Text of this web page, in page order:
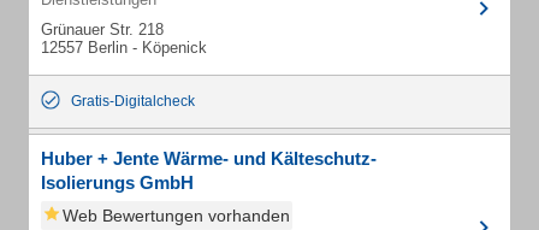
Grünauer Str. 218
12557 Berlin - Köpenick
Gratis-Digitalcheck
Huber + Jente Wärme- und Kälteschutz-
Isolierungs GmbH
Web Bewertungen vorhanden